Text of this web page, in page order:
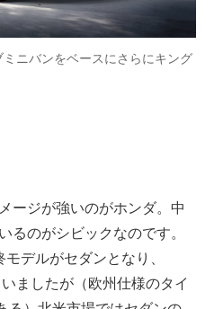
ニバンをベースにさらにキング
ージが強いのがホンダ。中
るのがシビックなのです。
デルがセダンとなり、
ましたが（欧州仕様のタイ